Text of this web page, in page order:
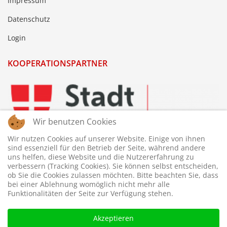
Datenschutz
Login
KOOPERATIONSPARTNER
Wir benutzen Cookies
Wir nutzen Cookies auf unserer Website. Einige von ihnen
sind essenziell für den Betrieb der Seite, während andere
uns helfen, diese Website und die Nutzererfahrung zu
verbessern (Tracking Cookies). Sie können selbst entscheiden,
ob Sie die Cookies zulassen möchten. Bitte beachten Sie, dass
bei einer Ablehnung womöglich nicht mehr alle
Funktionalitäten der Seite zur Verfügung stehen.
Akzeptieren